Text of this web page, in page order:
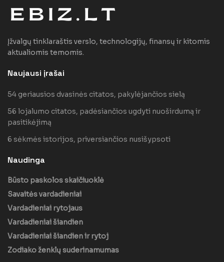
Įžvalgų tinklaraštis verslo, technologijų, finansų ir kitomis
aktualiomis temomis.
Naujausi įrašai
54 geriausios dvasinės citatos, pakylėjančios sielą
56 lojalumo citatos, padėsiančios ugdyti nuoširdumą ir
pasitikėjimą
6 sėkmės istorijos, priversiančios nusišypsoti
Naudinga
Būsto paskolos skaičiuoklė
Savaitės vardadieniai
Vardadieniai rytojaus
Vardadieniai šiandien
Vardadieniai šiandien ir rytoj
Zodiako ženklų suderinamumas